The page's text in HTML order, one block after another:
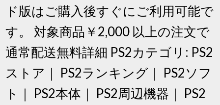
ド版はご購入後すぐにご利用可能で
す。 対象商品￥2,000 以上の注文で
通常配送無料詳細 PS2カテゴリ: PS2
ストア｜ PS2ランキング｜ PS2ソフ
ト｜ PS2本体｜ PS2周辺機器｜ PS2